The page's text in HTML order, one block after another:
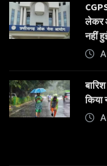
लेकर
नहीं
किया